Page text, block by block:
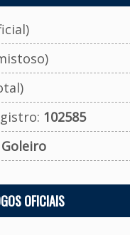
102585
Goleiro
OFICIAIS